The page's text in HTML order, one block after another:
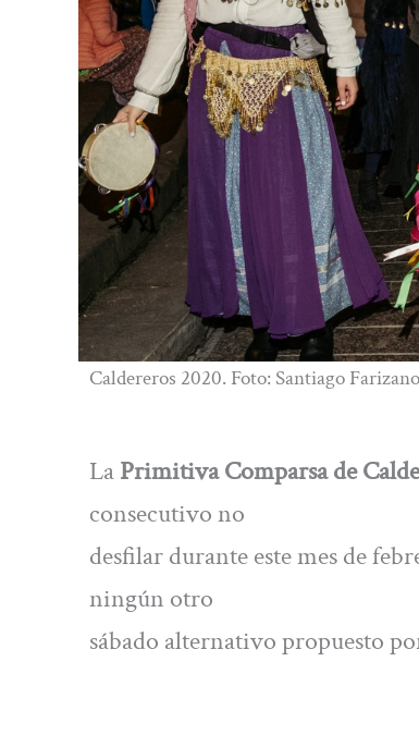
Caldereros 2020. Foto: Santiago Farizano
LaPrimitiva Comparsa de
consecutivo no
desfilar durante este mes de
ningún otro
sábado alternativo propuesto